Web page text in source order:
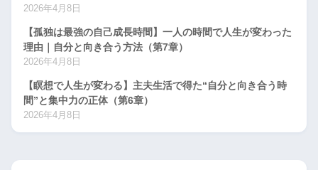
2026年4月8日
【孤独は最強の自己成長時間】一人の時間で人生が変わった
理由｜自分と向き合う方法（第7章）
2026年4月8日
【瞑想で人生が変わる】主夫生活で得た“自分と向き合う時
間”と集中力の正体（第6章）
2026年4月8日